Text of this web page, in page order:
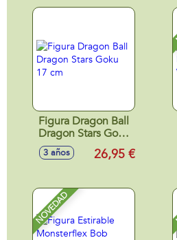
Figura Dragon Ball
Dragon Stars Goku
17 cm
3 años 26,95 €
NOVEDAD